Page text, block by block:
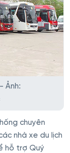
Ảnh:
chuyên
nhà xe du lịch
hỗ trợ Quý